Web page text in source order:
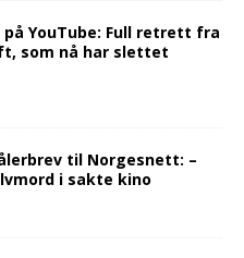
på YouTube: Full retrett fra
som nå har slettet
til Norgesnett: –
i sakte kino